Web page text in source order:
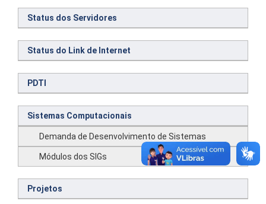
Status dos Servidores
Status do Link de Internet
PDTI
Sistemas Computacionais
Demanda de Desenvolvimento de Sistemas
Módulos dos SIGs
Projetos